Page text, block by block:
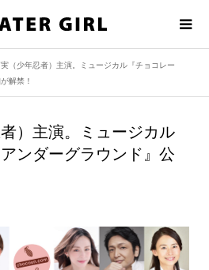
（少年忍者）主演。ミュージカル『チョコレー
解禁！
）主演。ミュージカル
ンダーグラウンド』公